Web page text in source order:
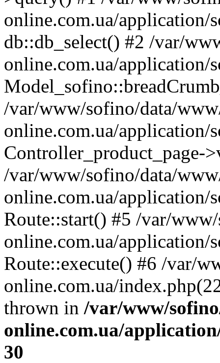
online.com.ua/application/
db::db_select() #2 /var/
online.com.ua/application/
/var/www/sofino/data/
online.com.ua/application/
Controller_product_page-
/var/www/sofino/data/
online.com.ua/application/
Route::start() #5 /var/
online.com.ua/application/
Route::execute() #6 /var/
online.com.ua/
thrown in /var/www/
online.com.ua/
30